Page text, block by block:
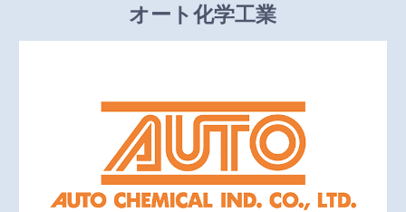
オート化学工業